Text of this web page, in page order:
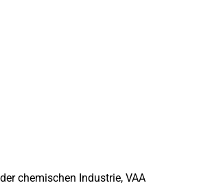
chemischen Industrie, VAA